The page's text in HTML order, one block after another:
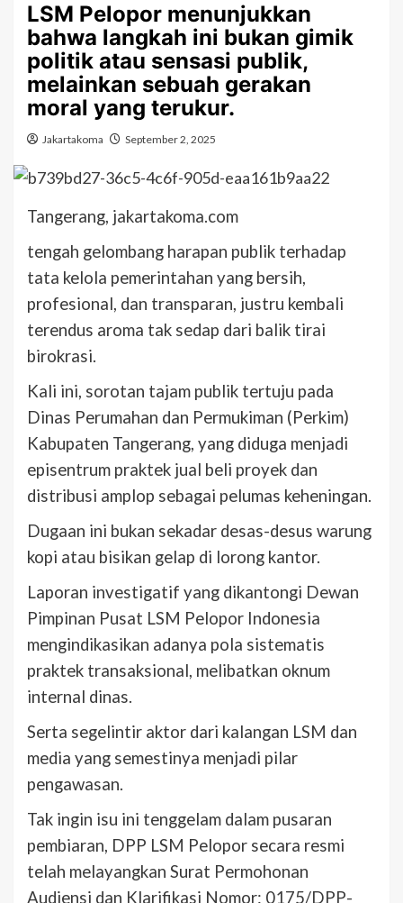
LSM Pelopor menunjukkan
bahwa langkah ini bukan gimik
politik atau sensasi publik,
melainkan sebuah gerakan
moral yang terukur.
Jakartakoma September 2, 2025
Tangerang, jakartakoma.com
tengah gelombang harapan publik terhadap
tata kelola pemerintahan yang bersih,
profesional, dan transparan, justru kembali
terendus aroma tak sedap dari balik tirai
birokrasi.
Kali ini, sorotan tajam publik tertuju pada
Dinas Perumahan dan Permukiman (Perkim)
Kabupaten Tangerang, yang diduga menjadi
episentrum praktek jual beli proyek dan
distribusi amplop sebagai pelumas keheningan.
Dugaan ini bukan sekadar desas-desus warung
kopi atau bisikan gelap di lorong kantor.
Laporan investigatif yang dikantongi Dewan
Pimpinan Pusat LSM Pelopor Indonesia
mengindikasikan adanya pola sistematis
praktek transaksional, melibatkan oknum
internal dinas.
Serta segelintir aktor dari kalangan LSM dan
media yang semestinya menjadi pilar
pengawasan.
Tak ingin isu ini tenggelam dalam pusaran
pembiaran, DPP LSM Pelopor secara resmi
telah melayangkan Surat Permohonan
Audiensi dan Klarifikasi Nomor: 0175/DPP-